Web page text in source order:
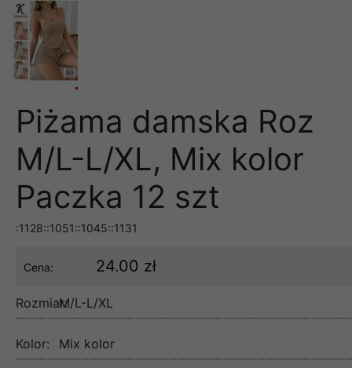
Piżama damska Roz
M/L-L/XL, Mix kolor
Paczka 12 szt
:1128::1051::1045::1131
Cena: 24.00 zł
Rozmiar:M/L-L/XL
Kolor: Mix kolor